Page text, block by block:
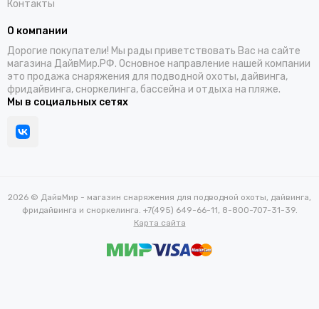
Контакты
О компании
Дорогие покупатели! Мы рады приветствовать Вас на сайте
магазина ДайвМир.РФ. Основное направление нашей компании
это продажа снаряжения для подводной охоты, дайвинга,
фридайвинга, сноркелинга, бассейна и отдыха на пляже.
Мы в социальных сетях
2026 © ДайвМир - магазин снаряжения для подводной охоты, дайвинга,
фридайвинга и сноркелинга. +7(495) 649-66-11, 8-800-707-31-39.
Карта сайта